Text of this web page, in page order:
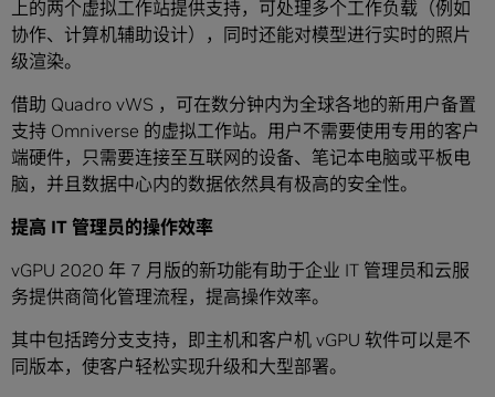
上的两个虚拟工作站提供支持，可处理多个工作负载（例如
协作、计算机辅助设计），同时还能对模型进行实时的照片
级渲染。
借助 Quadro vWS ，可在数分钟内为全球各地的新用户备置
支持 Omniverse 的虚拟工作站。用户不需要使用专用的客户
端硬件，只需要连接至互联网的设备、笔记本电脑或平板电
脑，并且数据中心内的数据依然具有极高的安全性。
提高 IT 管理员的操作效率
vGPU 2020 年 7 月版的新功能有助于企业 IT 管理员和云服
务提供商简化管理流程，提高操作效率。
其中包括跨分支支持，即主机和客户机 vGPU 软件可以是不
同版本，使客户轻松实现升级和大型部署。